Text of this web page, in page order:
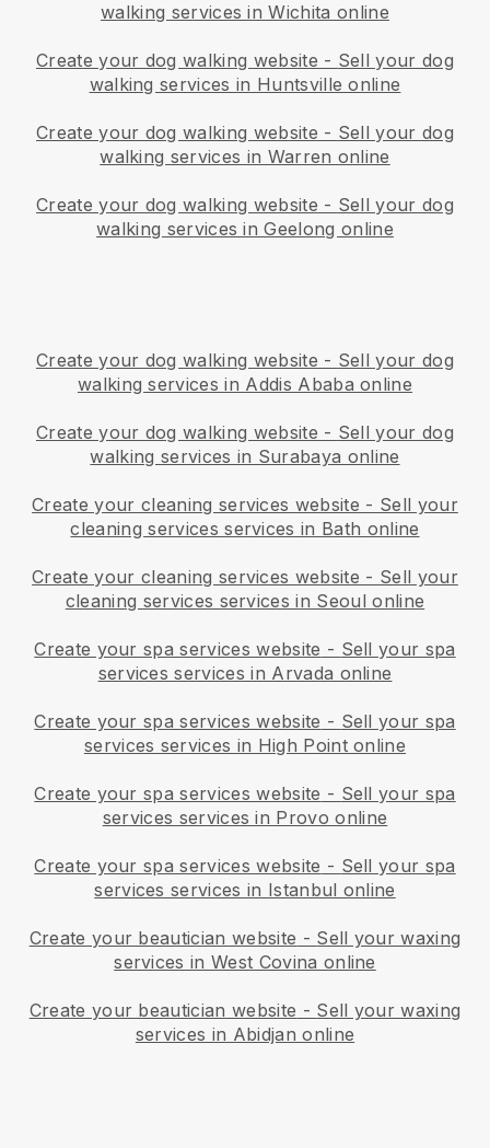
walking services in Wichita online
Create your dog walking website - Sell your dog
walking services in Huntsville online
Create your dog walking website - Sell your dog
walking services in Warren online
Create your dog walking website - Sell your dog
walking services in Geelong online
Create your dog walking website - Sell your dog
walking services in Addis Ababa online
Create your dog walking website - Sell your dog
walking services in Surabaya online
Create your cleaning services website - Sell your
cleaning services services in Bath online
Create your cleaning services website - Sell your
cleaning services services in Seoul online
Create your spa services website - Sell your spa
services services in Arvada online
Create your spa services website - Sell your spa
services services in High Point online
Create your spa services website - Sell your spa
services services in Provo online
Create your spa services website - Sell your spa
services services in Istanbul online
Create your beautician website - Sell your waxing
services in West Covina online
Create your beautician website - Sell your waxing
services in Abidjan online